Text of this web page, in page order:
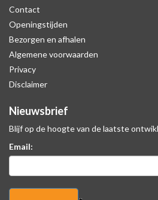
Contact
Openingstijden
Bezorgen en afhalen
Algemene voorwaarden
Privacy
Disclaimer
Nieuwsbrief
Blijf op de hoogte van de laatste
Email: